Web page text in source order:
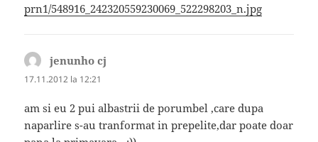
prn1/548916_242320559230069_522298203_n.jpg
jenunho cj
17.11.2012 la 12:21
am si eu 2 pui albastrii de porumbel ,care dupa
naparlire s-au tranformat in prepelite,dar poate doar